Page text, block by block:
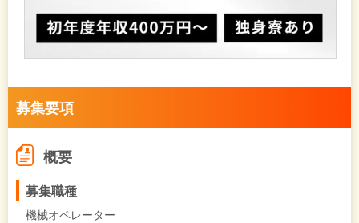
募集要項
概要
募集職種
機械オペレーター